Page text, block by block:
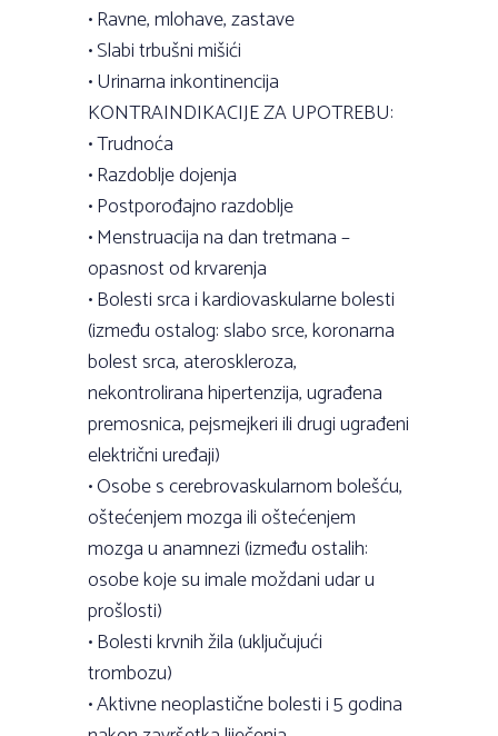
• Ravne, mlohave, zastave
• Slabi trbušni mišići
• Urinarna inkontinencija
KONTRAINDIKACIJE ZA UPOTREBU:
• Trudnoća
• Razdoblje dojenja
• Postporođajno razdoblje
• Menstruacija na dan tretmana –
opasnost od krvarenja
• Bolesti srca i kardiovaskularne bolesti
(između ostalog: slabo srce, koronarna
bolest srca, ateroskleroza,
nekontrolirana hipertenzija, ugrađena
premosnica, pejsmejkeri ili drugi ugrađeni
električni uređaji)
• Osobe s cerebrovaskularnom bolešću,
oštećenjem mozga ili oštećenjem
mozga u anamnezi (između ostalih:
osobe koje su imale moždani udar u
prošlosti)
• Bolesti krvnih žila (uključujući
trombozu)
• Aktivne neoplastične bolesti i 5 godina